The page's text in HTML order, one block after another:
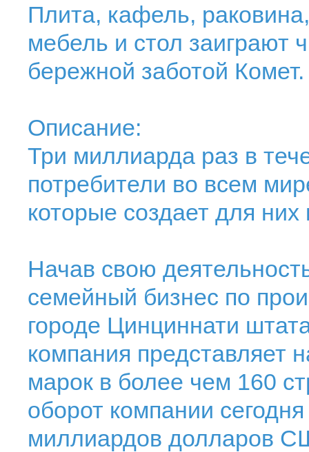
Плита, кафель,
мебель и стол заиграют
бережной заботой Комет.
Описание:
Три миллиарда раз в
потребители во всем
которые создает для
Начав свою
семейный бизнес по
городе Цинциннати
компания представляет
марок в более чем 160
оборот компании
миллиардов долларов